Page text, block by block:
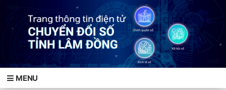
MENU